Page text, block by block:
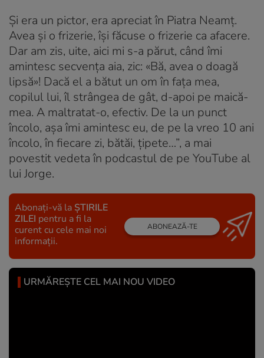
Și era un pictor, era apreciat în Piatra Neamț.
Avea și o frizerie, își făcuse o frizerie ca afacere.
Dar am zis, uite, aici mi s-a părut, când îmi
amintesc secvența aia, zic: «Bă, avea o doagă
lipsă»! Dacă el a bătut un om în fața mea,
copilul lui, îl strângea de gât, d-apoi pe maică-
mea. A maltratat-o, efectiv. De la un punct
încolo, așa îmi amintesc eu, de pe la vreo 10 ani
încolo, în fiecare zi, bătăi, țipete…”, a mai
povestit vedeta în podcastul de pe YouTube al
lui Jorge.
Abonați-vă la ȘTIRILE
ZILEI pentru a fi la
curent cu cele mai noi
informații.
ABONEAZĂ-TE
URMĂREȘTE CEL MAI NOU VIDEO